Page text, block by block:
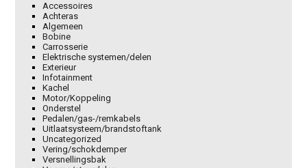
Accessoires
Achteras
Algemeen
Bobine
Carrosserie
Elektrische systemen/delen
Exterieur
Infotainment
Kachel
Motor/Koppeling
Onderstel
Pedalen/gas-/remkabels
Uitlaatsysteem/brandstoftank
Uncategorized
Vering/schokdemper
Versnellingsbak